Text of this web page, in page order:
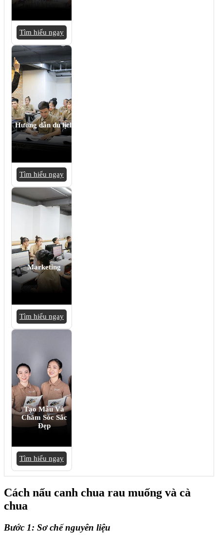
Tìm hiểu ngay
Hướng dẫn du lịch
Tìm hiểu ngay
Marketing
Tìm hiểu ngay
Tạo Mẫu Và
Chăm Sóc Sắc
Đẹp
Tìm hiểu ngay
Cách nấu canh chua rau muống và cà
chua
Bước 1: Sơ chế nguyên liệu